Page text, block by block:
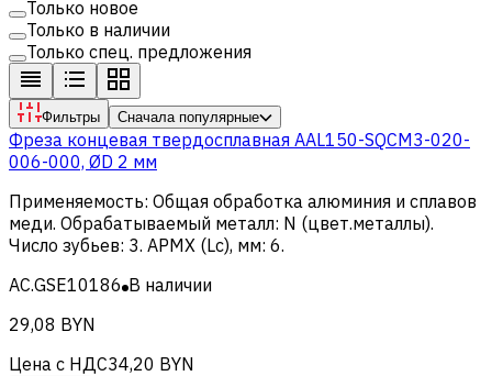
Только новое
Только в наличии
Только спец. предложения
Фильтры Сначала популярные
Фреза концевая твердосплавная AAL150-SQCM3-020-
006-000, ØD 2 мм
Применяемость: Общая обработка алюминия и сплавов
меди. Обрабатываемый металл: N (цвет.металлы).
Число зубьев: 3. APMX (Lc), мм: 6.
AC.GSE10186 В наличии
29,08 BYN
Цена с НДС34,20 BYN